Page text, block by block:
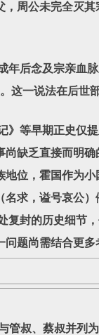
周公未完全灭
后念及宗亲血
这一说法在后世
等早期正史仅
缺乏直接而明
位，霍国作为
，谥号哀公）
复封的历史细节
问题尚需结合更
叔、蔡叔并列为